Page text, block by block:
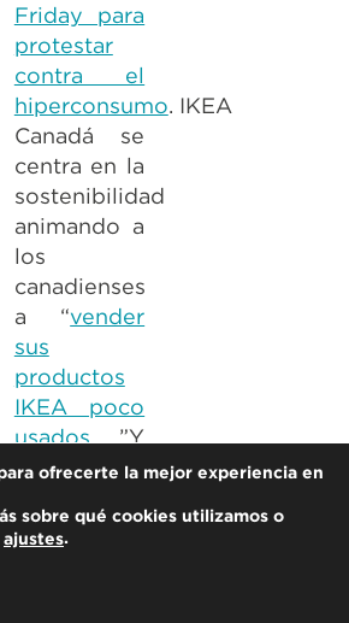
Friday para
protestar
contra el
hiperconsumo. IKEA
Canadá se
centra en la
sostenibilidad
animando a
los
canadienses
a “vender
sus
productos
IKEA poco
usados , ”Y
su campaña
lanza en el
ofrecerte la mejor experiencia en
sobre qué cookies utilizamos o
ajustes.